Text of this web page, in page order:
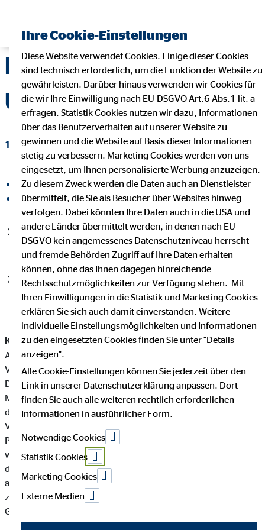
Kontinuität an der
Unternehmensspitze
10. Februar 2017|
auf Facebook teilen
auf LinkedIn teilen
Konzern: Verträge von CEO Mario Freis und COO Thomas
Hücker verlängert
Deutschland: OVB Vermögensberatung AG ab April 2017
mit neuer Führung
Köln, 10. Februar 2017– Der Aufsichtsrat der OVB Holding
AG hat den bis zum 31. Dezember 2017 laufenden Vertrag des
Vorstandsvorsitzenden Mario Freis um fünf Jahre bis zum 31.
Dezember 2022 verlängert. Der 41-Jährige ist seit 2010
Mitglied des Holdingvorstands, seit Februar 2016 steht er an
der Spitze des Konzerns. Auch der Vertrag mit
Vorstandsmitglied Thomas Hücker (51), der für Konzern-IT,
Prozessmanagement und Personal verantwortlich zeichnet,
wurde bis zum 31. Dezember 2020 verlängert. Zum
dreiköpfigen Vorstandsteam der OVB Holding AG gehört
außerdem Finanzvorstand Oskar Heitz (63), dessen Vertrag bis
zum 31. Dezember 2018 läuft. Er gehört dem Vorstand seit
Gründung der OVB Holding AG im Jahr 2004 an.
Ihre Cookie-Einstellungen
Diese Website verwendet Cookies. Einige dieser Cookies
sind technisch erforderlich, um die Funktion der Website zu
gewährleisten. Darüber hinaus verwenden wir Cookies für
die wir Ihre Einwilligung nach EU-DSGVO Art.6 Abs.1 lit. a
erfragen. Statistik Cookies nutzen wir dazu, Informationen
über das Benutzerverhalten auf unserer Website zu
gewinnen und die Website auf Basis dieser Informationen
stetig zu verbessern. Marketing Cookies werden von uns
eingesetzt, um Ihnen personalisierte Werbung anzuzeigen.
Zu diesem Zweck werden die Daten auch an Dienstleister
übermittelt, die Sie als Besucher über Websites hinweg
verfolgen. Dabei könnten Ihre Daten auch in die USA und
andere Länder übermittelt werden, in denen nach EU-
DSGVO kein angemessenes Datenschutzniveau herrscht
und fremde Behörden Zugriff auf Ihre Daten erhalten
können, ohne das Ihnen dagegen hinreichende
Rechtsschutzmöglichkeiten zur Verfügung stehen. Mit
Ihren Einwilligungen in die Statistik und Marketing Cookies
erklären Sie sich auch damit einverstanden. Weitere
individuelle Einstellungsmöglichkeiten und Informationen
zu den eingesetzten Cookies finden Sie unter "Details
anzeigen".
Alle Cookie-Einstellungen können Sie jederzeit über den
Link in unserer Datenschutzerklärung anpassen. Dort
finden Sie auch alle weiteren rechtlich erforderlichen
Informationen in ausführlicher Form.
Notwendige Cookies
Statistik Cookies
Marketing Cookies
Externe Medien